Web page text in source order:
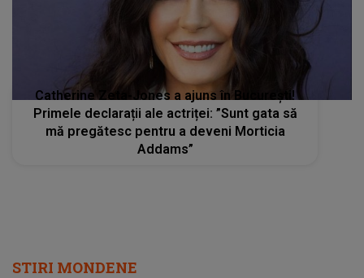
Catherine Zeta-Jones a ajuns în București!
Primele declarații ale actriței: ”Sunt gata să
mă pregătesc pentru a deveni Morticia
Addams”
STIRI MONDENE